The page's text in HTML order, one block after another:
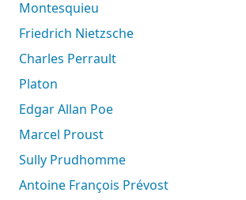
Montesquieu
Friedrich Nietzsche
Charles Perrault
Platon
Edgar Allan Poe
Marcel Proust
Sully Prudhomme
Antoine François Prévost